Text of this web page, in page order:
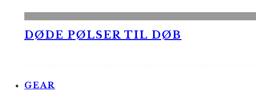
DØDE PØLSER TIL DØB
GEAR